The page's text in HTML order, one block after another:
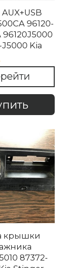
96120-
96120J5000
J5000 Kia
2022
крышки
87372-